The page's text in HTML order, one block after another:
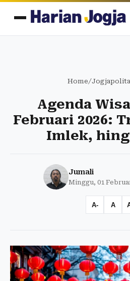
Home/
Agenda
Februari 2026:
Imlek,
Jumali
Minggu, 01
A- A